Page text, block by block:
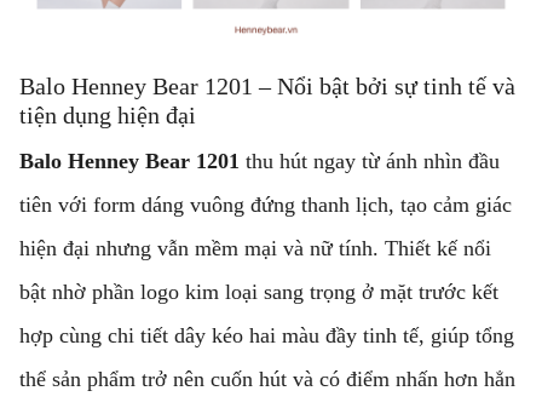
Balo Henney Bear 1201 – Nổi bật bởi sự tinh tế và
tiện dụng hiện đại
Balo Henney Bear 1201 thu hút ngay từ ánh nhìn đầu
tiên với form dáng vuông đứng thanh lịch, tạo cảm giác
hiện đại nhưng vẫn mềm mại và nữ tính. Thiết kế nổi
bật nhờ phần logo kim loại sang trọng ở mặt trước kết
hợp cùng chi tiết dây kéo hai màu đầy tinh tế, giúp tổng
thể sản phẩm trở nên cuốn hút và có điểm nhấn hơn hẳn